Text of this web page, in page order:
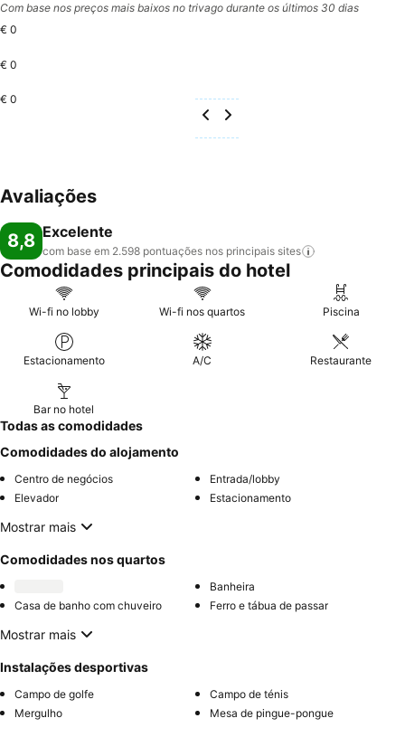
Com base nos preços mais baixos no trivago durante os últimos 30 dias
€ 0
€ 0
€ 0
Avaliações
8,8 Excelente
com base em 2.598 pontuações nos principais sites
Comodidades principais do hotel
Wi-fi no lobby Wi-fi nos quartos Piscina
Estacionamento A/C Restaurante
Bar no hotel
Todas as comodidades
Comodidades do alojamento
Centro de negócios
Entrada/lobby
Elevador
Estacionamento
Mostrar mais
Comodidades nos quartos
Banheira
Casa de banho com chuveiro
Ferro e tábua de passar
Mostrar mais
Instalações desportivas
Campo de golfe
Campo de ténis
Mergulho
Mesa de pingue-pongue